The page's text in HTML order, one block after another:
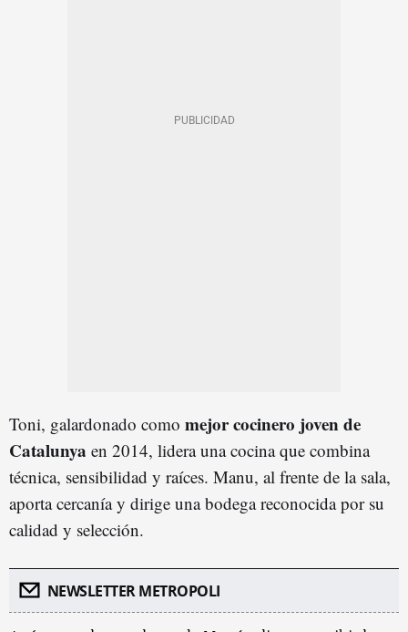
Toni, galardonado como mejor cocinero joven de
Catalunya en 2014, lidera una cocina que combina
técnica, sensibilidad y raíces. Manu, al frente de la sala,
aporta cercanía y dirige una bodega reconocida por su
calidad y selección.
NEWSLETTER METROPOLI